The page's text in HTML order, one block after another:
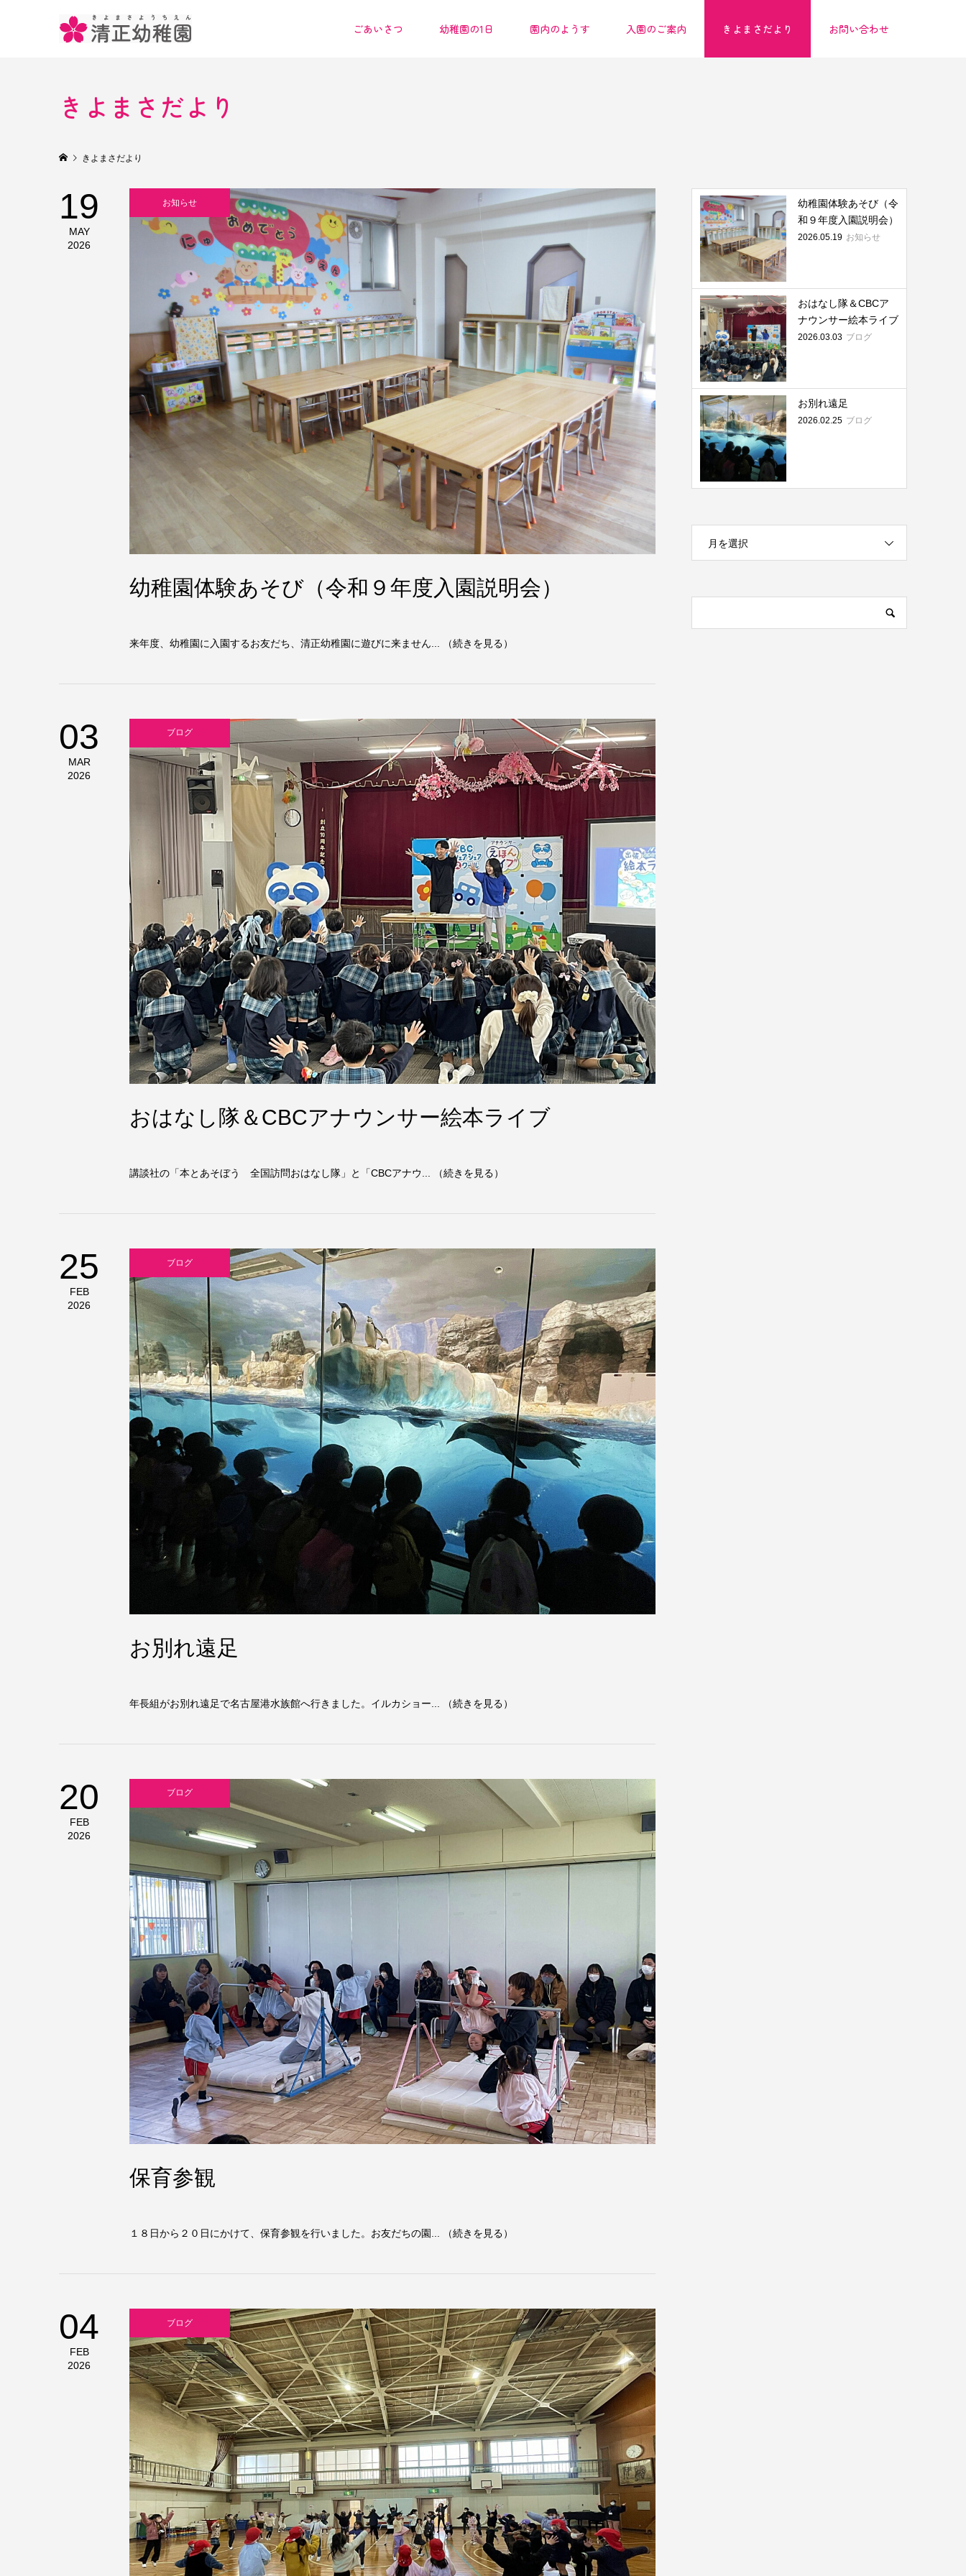
ごあいさつ 幼稚園の1日 園内のようす 入園のご案内 きよまさだより お問い合わせ
きよまさだより
きよまさだより
19
MAY
2026
お知らせ
幼稚園体験あそび（令和９年度入園説明会）
来年度、幼稚園に入園するお友だち、清正幼稚園に遊びに来ません... （続きを見る）
03
MAR
2026
ブログ
おはなし隊＆CBCアナウンサー絵本ライブ
講談社の「本とあそぼう 全国訪問おはなし隊」と「CBCアナウ... （続きを見る）
25
FEB
2026
ブログ
お別れ遠足
年長組がお別れ遠足で名古屋港水族館へ行きました。イルカショー... （続きを見る）
20
FEB
2026
ブログ
保育参観
１８日から２０日にかけて、保育参観を行いました。お友だちの園... （続きを見る）
04
FEB
2026
ブログ
幼稚園体験あそび（令
和９年度入園説明会）
2026.05.19 お知らせ
おはなし隊＆CBCア
ナウンサー絵本ライブ
2026.03.03 ブログ
お別れ遠足
2026.02.25 ブログ
月を選択